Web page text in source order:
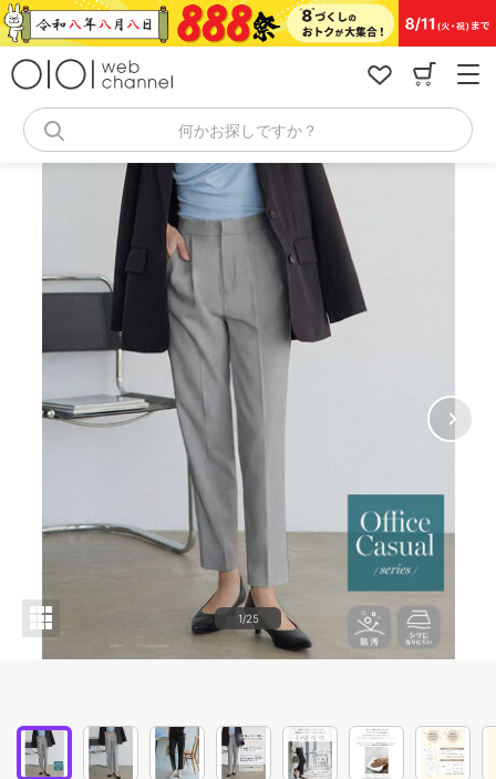
コ
ン
何かお探しですか？
1/25